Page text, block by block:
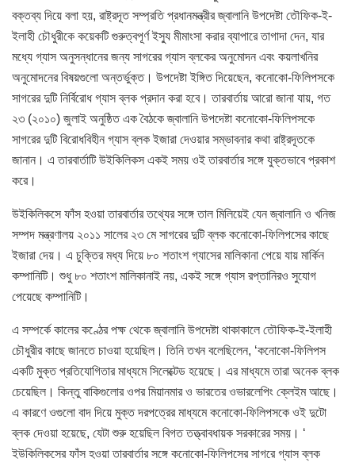
বক্তব্য দিয়ে বলা হয়, রাষ্ট্রদূত সম্প্রতি প্রধানমন্ত্রীর জ্বালানি উপদেষ্টা তৌফিক-ই-
ইলাহী চৌধুরীকে কয়েকটি গুরুত্বপূর্ণ ইস্যু মীমাংসা করার ব্যাপারে তাগাদা দেন, যার
মধ্যে গ্যাস অনুসন্ধানের জন্য সাগরের গ্যাস ব্লকের অনুমোদন এবং কয়লাখনির
অনুমোদনের বিষয়গুলো অন্তর্ভুক্ত। উপদেষ্টা ইঙ্গিত দিয়েছেন, কনোকো-ফিলিপসকে
সাগরের দুটি নির্বিরোধ গ্যাস ব্লক প্রদান করা হবে। তারবার্তায় আরো জানা যায়, গত
২৩ (২০১০) জুলাই অনুষ্ঠিত এক বৈঠকে জ্বালানি উপদেষ্টা কনোকো-ফিলিপসকে
সাগরের দুটি বিরোধবিহীন গ্যাস ব্লক ইজারা দেওয়ার সম্ভাবনার কথা রাষ্ট্রদূতকে
জানান। এ তারবার্তাটি উইকিলিকস একই সময় ওই তারবার্তার সঙ্গে যুক্তভাবে প্রকাশ
করে।
উইকিলিকসে ফাঁস হওয়া তারবার্তার তথ্যের সঙ্গে তাল মিলিয়েই যেন জ্বালানি ও খনিজ
সম্পদ মন্ত্রণালয় ২০১১ সালের ২৩ মে সাগরের দুটি ব্লক কনোকো-ফিলিপসের কাছে
ইজারা দেয়। এ চুক্তির মধ্য দিয়ে ৮০ শতাংশ গ্যাসের মালিকানা পেয়ে যায় মার্কিন
কম্পানিটি। শুধু ৮০ শতাংশ মালিকানাই নয়, একই সঙ্গে গ্যাস রপ্তানিরও সুযোগ
পেয়েছে কম্পানিটি।
এ সম্পর্কে কালের কণ্ঠের পক্ষ থেকে জ্বালানি উপদেষ্টা থাকাকালে তৌফিক-ই-ইলাহী
চৌধুরীর কাছে জানতে চাওয়া হয়েছিল। তিনি তখন বলেছিলেন, ‘কনোকো-ফিলিপস
একটি মুক্ত প্রতিযোগিতার মাধ্যমে সিলেক্টেড হয়েছে। এর মাধ্যমে তারা অনেক ব্লক
চেয়েছিল। কিন্তু বাকিগুলোর ওপর মিয়ানমার ও ভারতের ওভারলেপিং ক্লেইম আছে।
এ কারণে ওগুলো বাদ দিয়ে মুক্ত দরপত্রের মাধ্যমে কনোকো-ফিলিপসকে ওই দুটো
ব্লক দেওয়া হয়েছে, যেটা শুরু হয়েছিল বিগত তত্ত্বাবধায়ক সরকারের সময়। ‘
ইউকিলিকসের ফাঁস হওয়া তারবার্তার সঙ্গে কনোকো-ফিলিপসের সাগরে গ্যাস ব্লক